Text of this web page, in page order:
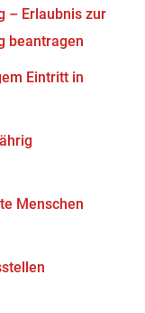
– Erlaubnis zur
beantragen
Eintritt in
Menschen